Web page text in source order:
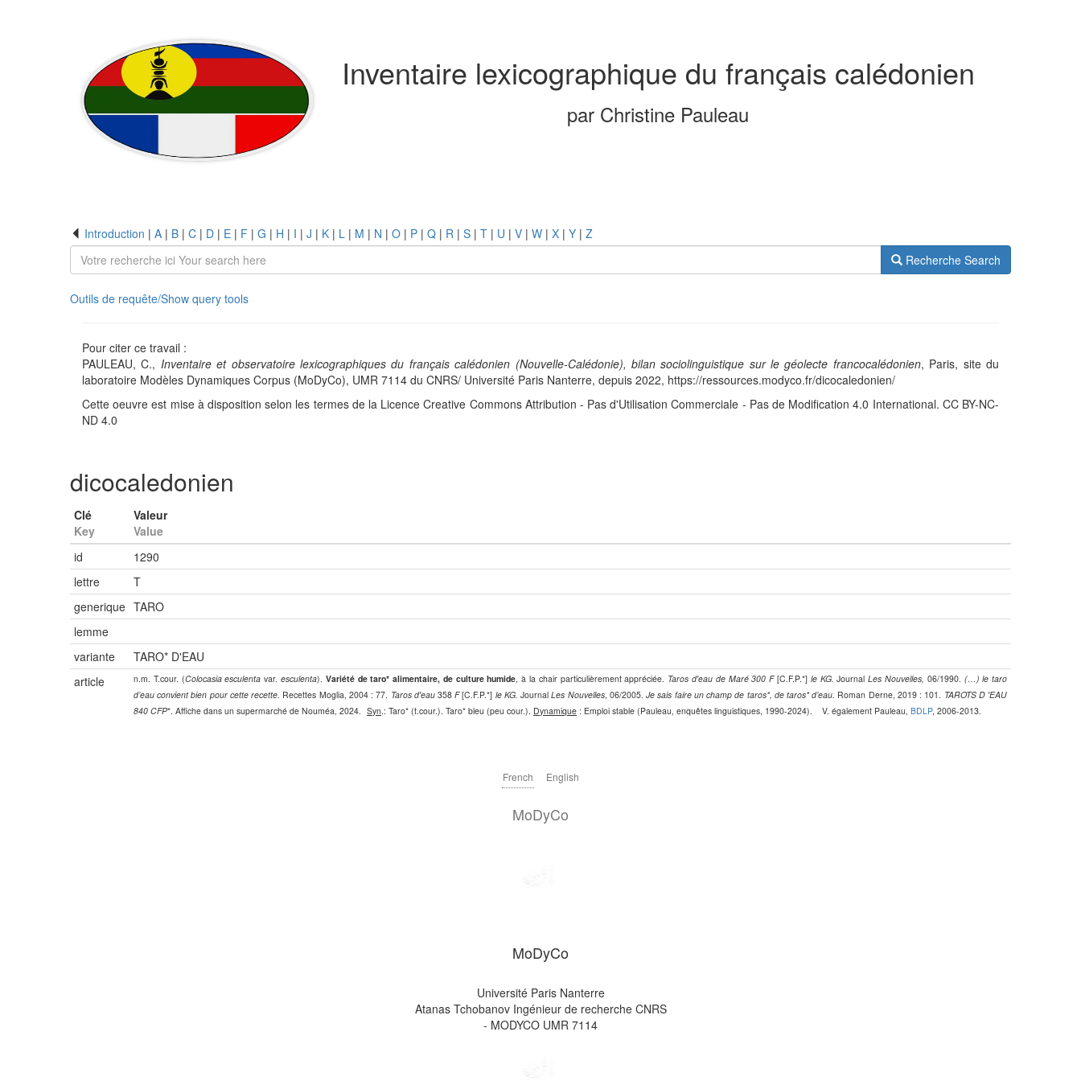
Inventaire lexicographique du français calédonien
par Christine Pauleau
Introduction | A | B | C | D | E | F | G | H | I | J | K | L | M | N | O | P | Q | R | S | T | U | V | W | X | Y | Z
Recherche Search
Outils de requête/Show query tools
Pour citer ce travail :
PAULEAU, C., Inventaire et observatoire lexicographiques du français calédonien (Nouvelle-Calédonie), bilan sociolinguistique sur le géolecte francocalédonien, Paris, site du
laboratoire Modèles Dynamiques Corpus (MoDyCo), UMR 7114 du CNRS/ Université Paris Nanterre, depuis 2022, https://ressources.modyco.fr/dicocaledonien/
Cette oeuvre est mise à disposition selon les termes de la Licence Creative Commons Attribution - Pas d'Utilisation Commerciale - Pas de Modification 4.0 International. CC BY-NC-
ND 4.0
dicocaledonien
Clé
Key
Valeur
Value
id
1290
lettre
T
generique TARO
lemme
variante
TARO* D'EAU
article
n.m. T.cour. (Colocasia esculenta var. esculenta). Variété de taro* alimentaire, de culture humide , à la chair particulièrement appréciée. Taros d'eau de Maré 300 F[C.F.P.*]le KG.JournalLes Nouvelles, 06/1990. (…) le taro
d’eau convient bien pour cette recette . Recettes Moglia, 2004 : 77. Taros d'eau358 F[C.F.P.*] le KG.JournalLes Nouvelles, 06/2005.Je sais faire un champ de taros*, de taros* d’eau. Roman Derne, 2019 : 101. TAROTS D 'EAU
840 CFP*. Affiche dans un supermarché de Nouméa, 2024. Syn .: Taro* (t.cour.). Taro* bleu (peu cour.). Dynamique : Emploi stable (Pauleau, enquêtes linguistiques, 1990-2024). V. également Pauleau, BDLP, 2006-2013.
French English
MoDyCo
MoDyCo
Université Paris Nanterre
Atanas Tchobanov Ingénieur de recherche CNRS
- MODYCO UMR 7114